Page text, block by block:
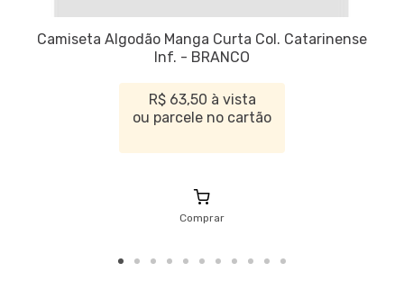
Camiseta Algodão Manga Curta Col. Catarinense
Inf. - BRANCO
R$ 63,50 à vista
ou parcele no cartão
Comprar